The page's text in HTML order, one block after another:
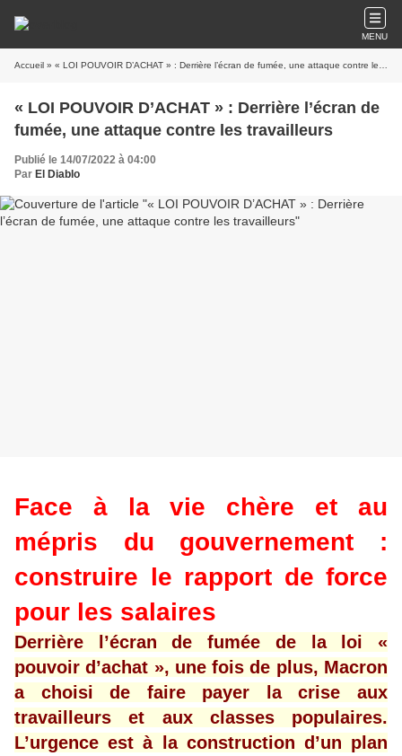
MENU
Accueil » « LOI POUVOIR D’ACHAT » : Derrière l’écran de fumée, une attaque contre les travailleurs
« LOI POUVOIR D’ACHAT » : Derrière l’écran de
fumée, une attaque contre les travailleurs
Publié le 14/07/2022 à 04:00
Par El Diablo
Face à la vie chère et au
mépris du gouvernement :
construire le rapport de force
pour les salaires
Derrière l’écran de fumée de la loi «
pouvoir d’achat », une fois de plus, Macron
a choisi de faire payer la crise aux
travailleurs et aux classes populaires.
L’urgence est à la construction d’un plan